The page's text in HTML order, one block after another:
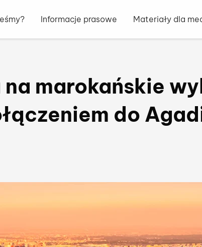
Informacje prasowe Materiały dla
marokańskie
do